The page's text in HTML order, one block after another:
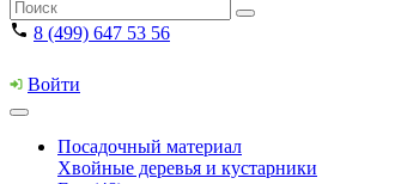
8 (499) 647 53 56
Войти
Посадочный материал
Хвойные деревья и кустарники